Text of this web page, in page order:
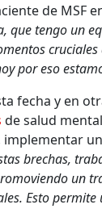
de MSF
que tengo un
por eso
fecha y en
de salud
implementar
brechas,
un
Esto